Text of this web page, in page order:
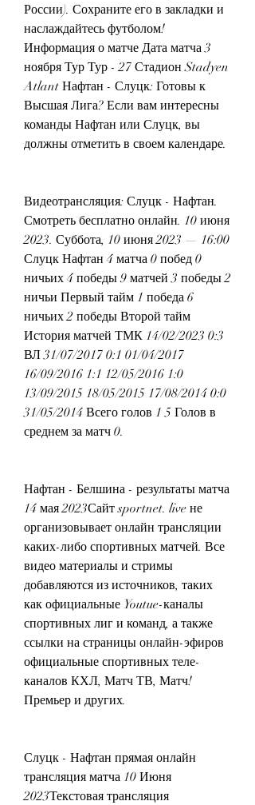
России). Сохраните его в закладки и
наслаждайтесь футболом!
Информация о матче Дата матча 3
ноября Тур Тур - 27 Стадион Stadyen
Atlant Нафтан - Слуцк: Готовы к
Высшая Лига? Если вам интересны
команды Нафтан или Слуцк, вы
должны отметить в своем календаре.
Видеотрансляция: Слуцк - Нафтан.
Смотреть бесплатно онлайн. 10 июня
2023. Суббота, 10 июня 2023 — 16:00
Слуцк Нафтан 4 матча 0 побед 0
ничьих 4 победы 9 матчей 3 победы 2
ничьи Первый тайм 1 победа 6
ничьих 2 победы Второй тайм
История матчей ТМК 14/02/2023 0:3
ВЛ 31/07/2017 0:1 01/04/2017
16/09/2016 1:1 12/05/2016 1:0
13/09/2015 18/05/2015 17/08/2014 0:0
31/05/2014 Всего голов 1 5 Голов в
среднем за матч 0.
Нафтан - Белшина - результаты матча
14 мая 2023Сайт sportnet. live не
организовывает онлайн трансляции
каких-либо спортивных матчей. Все
видео материалы и стримы
добавляются из источников, таких
как официальные Youtue-каналы
спортивных лиг и команд, а также
ссылки на страницы онлайн-эфиров
официальные спортивных теле-
каналов КХЛ, Матч ТВ, Матч!
Премьер и других.
Слуцк - Нафтан прямая онлайн
трансляция матча 10 Июня
2023Текстовая трансляция